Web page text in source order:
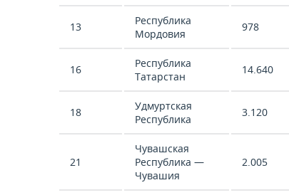
13
Республика
Мордовия
978
16
Республика
Татарстан
14.640
18
Удмуртская
Республика
3.120
21
Чувашская
Республика —
Чувашия
2.005